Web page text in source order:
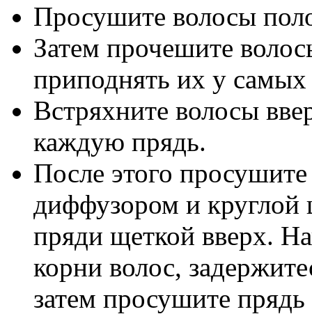
Просушите волосы
Затем прочешите
приподнять их у самых
Встряхните волосы
каждую прядь.
После этого
диффузором и
пряди щеткой вверх.
корни волос,
затем просушите